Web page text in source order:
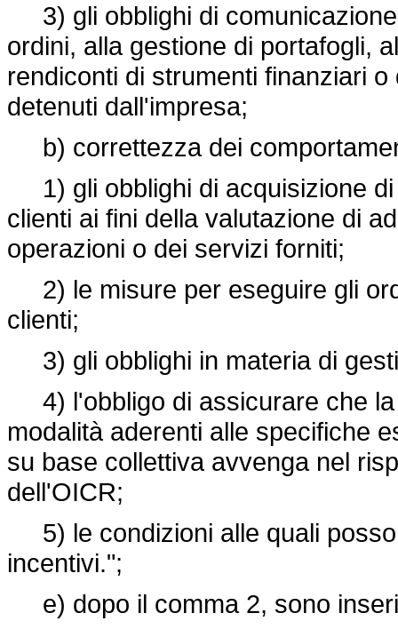
3) gli obblighi di
ordini, alla gestione di portafogli,
rendiconti di strumenti finanziari
detenuti dall'impresa;
b) correttezza dei
1) gli obblighi di acquisizione di
clienti ai fini della valutazione di
operazioni o dei servizi forniti;
2) le misure per eseguire gli
clienti;
3) gli obblighi in materia di
4) l'obbligo di assicurare che la
modalità aderenti alle specifiche
su base collettiva avvenga nel
dell'OICR;
5) le condizioni alle quali
incentivi.";
e) dopo il comma 2, sono